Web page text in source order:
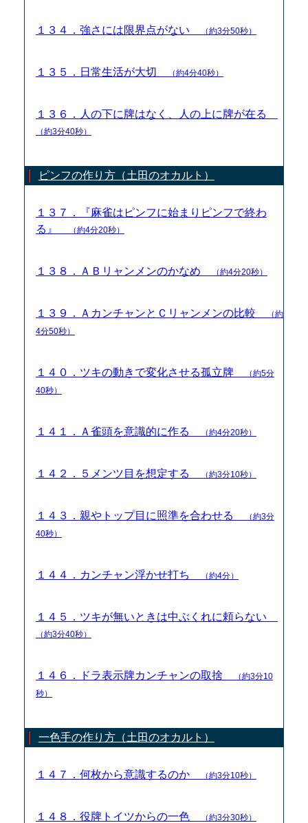
１３４．強さには限界点がない （約3分50秒）
１３５．日常生活が大切 （約4分40秒）
１３６．人の下に牌はなく、人の上に牌が在る
（約3分40秒）
ピンフの作り方（土田のオカルト）
１３７．『麻雀はピンフに始まりピンフで終わ
る』
（約4分20秒）
１３８．ＡＢリャンメンのかなめ （約4分20秒）
１３９．ＡカンチャンとＣリャンメンの比較
（約
4分50秒）
１４０．ツキの動きで変化させる孤立牌
（約5分
40秒）
１４１．Ａ雀頭を意識的に作る （約4分20秒）
１４２．５メンツ目を想定する （約3分10秒）
１４３．親やトップ目に照準を合わせる
（約3分
40秒）
１４４．カンチャン浮かせ打ち （約4分）
１４５．ツキが無いときは中ぶくれに頼らない
（約3分40秒）
１４６．ドラ表示牌カンチャンの取捨
（約3分10
秒）
一色手の作り方（土田のオカルト）
１４７．何枚から意識するのか （約3分10秒）
１４８．役牌トイツからの一色 （約3分30秒）